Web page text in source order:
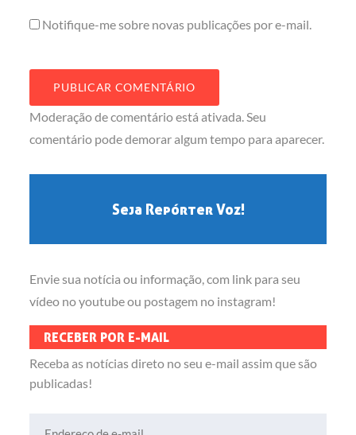
Notifique-me sobre novas publicações por e-mail.
Moderação de comentário está ativada. Seu
comentário pode demorar algum tempo para aparecer.
Seja Repórter Voz!
Envie sua notícia ou informação, com link para seu
vídeo no youtube ou postagem no instagram!
RECEBER POR E-MAIL
Receba as notícias direto no seu e-mail assim que são
publicadas!